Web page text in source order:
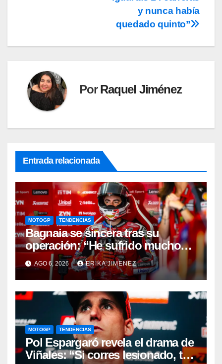
y nunca había
quedado quinto”
PorRaquel Jiménez
Entrada relacionada
MOTOGP TENDENCIAS
Bagnaia se sincera tras su
operación: “He sufrido mucho
durante el último año y medio”
AGO 6, 2026 ERIKA JIMENEZ
MOTOGP TENDENCIAS
Pol Espargaró revela el drama de
Viñales: “Si corres lesionado, te